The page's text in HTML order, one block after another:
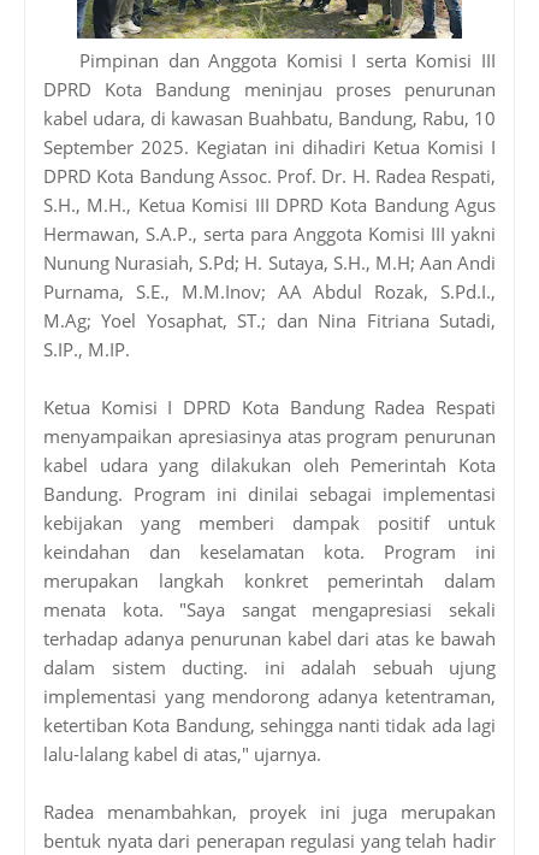
Pimpinan dan Anggota Komisi I serta Komisi III
DPRD Kota Bandung meninjau proses penurunan
kabel udara, di kawasan Buahbatu, Bandung, Rabu, 10
September 2025. Kegiatan ini dihadiri Ketua Komisi I
DPRD Kota Bandung Assoc. Prof. Dr. H. Radea Respati,
S.H., M.H., Ketua Komisi III DPRD Kota Bandung Agus
Hermawan, S.A.P., serta para Anggota Komisi III yakni
Nunung Nurasiah, S.Pd; H. Sutaya, S.H., M.H; Aan Andi
Purnama, S.E., M.M.Inov; AA Abdul Rozak, S.Pd.I.,
M.Ag; Yoel Yosaphat, ST.; dan Nina Fitriana Sutadi,
S.IP., M.IP.
Ketua Komisi I DPRD Kota Bandung Radea Respati
menyampaikan apresiasinya atas program penurunan
kabel udara yang dilakukan oleh Pemerintah Kota
Bandung. Program ini dinilai sebagai implementasi
kebijakan yang memberi dampak positif untuk
keindahan dan keselamatan kota. Program ini
merupakan langkah konkret pemerintah dalam
menata kota. "Saya sangat mengapresiasi sekali
terhadap adanya penurunan kabel dari atas ke bawah
dalam sistem ducting. ini adalah sebuah ujung
implementasi yang mendorong adanya ketentraman,
ketertiban Kota Bandung, sehingga nanti tidak ada lagi
lalu-lalang kabel di atas," ujarnya.
Radea menambahkan, proyek ini juga merupakan
bentuk nyata dari penerapan regulasi yang telah hadir